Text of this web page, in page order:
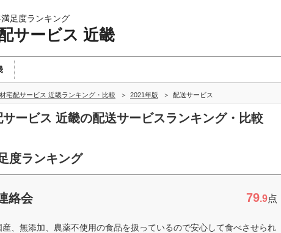
足度ランキング
サービス 近畿
宅配サービス 近畿ランキング・比較 2021年版 配送サービス
サービス 近畿の配送サービスランキング・比較
度ランキング
絡会 79.9点
、無添加、農薬不使用の食品を扱っているので安心して食べさせられ